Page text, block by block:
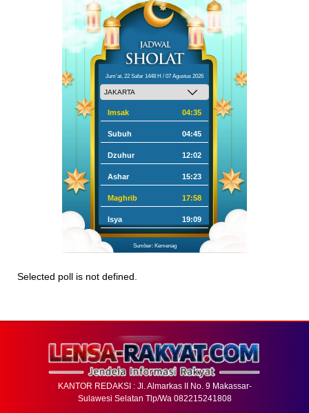
Jum'at, 22 Safar 1448 H / 07 Agustus 2026
Imsak 04:35
Subuh 04:45
Dzuhur 12:02
Ashar 15:23
Maghrib 17:58
Isya 19:09
Sumber: Kemenag
Selected poll is not defined.
KANTOR REDAKSI : Jl. Almarkas II No. 9 Makassar-
Sulawesi Selatan Tlp/Wa 082215241808